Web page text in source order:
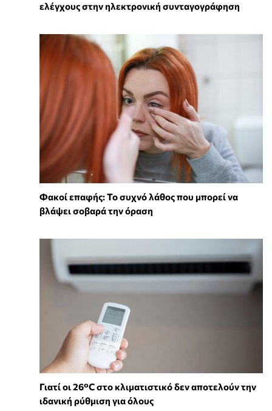
ελέγχους στην ηλεκτρονική συνταγογράφηση
Φακοί επαφής: Το συχνό λάθος που μπορεί να
βλάψει σοβαρά την όραση
Γιατί οι 26°C στο κλιματιστικό δεν αποτελούν την
ιδανική ρύθμιση για όλους